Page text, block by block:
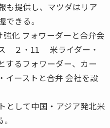
も提供し、マツダはリア
きる。
化 フォワーダーと合弁会
２・11 米ライダー・
するフォワーダー、カー
イーストと合弁 会社を設
として中国・アジア発北米